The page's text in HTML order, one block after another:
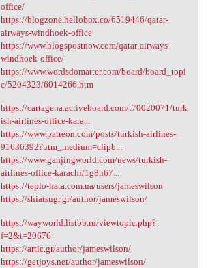
office/
https://blogzone.hellobox.co/6519446/qatar-
airways-windhoek-office
https://www.blogspostnow.com/qatar-airways-
windhoek-office/
https://www.wordsdomatter.com/board/board_topi
c/5204323/6014266.htm
https://cartagena.activeboard.com/t70020071/turk
ish-airlines-office-kara...
https://www.patreon.com/posts/turkish-airlines-
91636392?utm_medium=clipb...
https://www.ganjingworld.com/news/turkish-
airlines-office-karachi/1g8h67...
https://teplo-hata.com.ua/users/jameswilson
https://shiatsugr.gr/author/jameswilson/
https://wayworld.listbb.ru/viewtopic.php?
f=2&t=20676
https://artic.gr/author/jameswilson/
https://getjoys.net/author/jameswilson/